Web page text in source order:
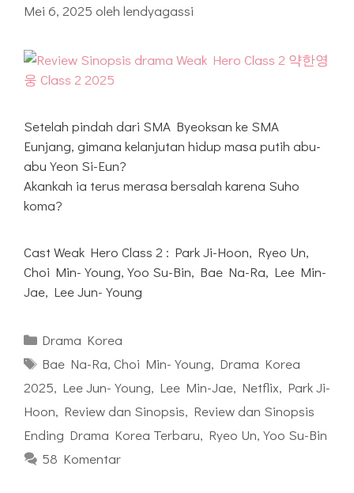
Mei 6, 2025 oleh lendyagassi
Setelah pindah dari SMA Byeoksan ke SMA
Eunjang, gimana kelanjutan hidup masa putih abu-
abu Yeon Si-Eun?
Akankah ia terus merasa bersalah karena Suho
koma?
Cast Weak Hero Class 2 : Park Ji-Hoon, Ryeo Un,
Choi Min-Young, Yoo Su-Bin, Bae Na-Ra, Lee Min-
Jae, Lee Jun-Young
Kategori
Drama Korea
Tag
Bae Na-Ra,Choi Min-Young, Drama Korea
2025, Lee Jun-Young, Lee Min-Jae, Netflix, Park Ji-
Hoon, Review dan Sinopsis, Review dan Sinopsis
Ending Drama Korea Terbaru, Ryeo Un, Yoo Su-Bin
58 Komentar